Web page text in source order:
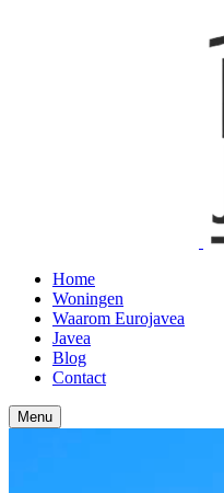
Home
Woningen
Waarom Eurojavea
Javea
Blog
Contact
Menu